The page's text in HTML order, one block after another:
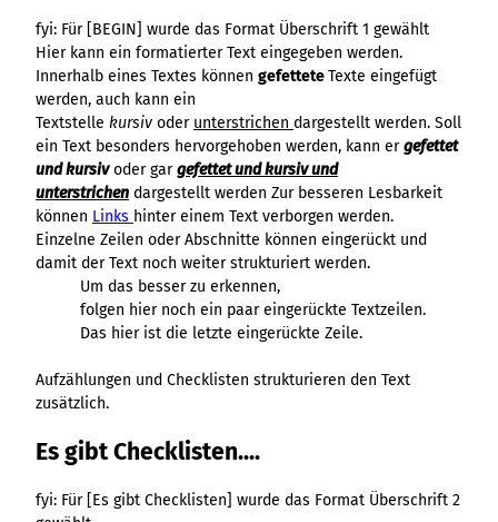
fyi: Für [BEGIN] wurde das Format Überschrift 1 gewählt
Hier kann ein formatierter Text eingegeben werden.
Innerhalb eines Textes können gefetteteTexte eingefügt
werden, auch kann ein
Textstelle kursivoder unterstrichen dargestellt werden. Soll
ein Text besonders hervorgehoben werden, kann ergefettet
und kursivoder gargefettet und kursiv und
unterstrichen dargestellt werden Zur besseren Lesbarkeit
können Links hinter einem Text verborgen werden.
Einzelne Zeilen oder Abschnitte können eingerückt und
damit der Text noch weiter strukturiert werden.
Um das besser zu erkennen,
folgen hier noch ein paar eingerückte Textzeilen.
Das hier ist die letzte eingerückte Zeile.
Aufzählungen und Checklisten strukturieren den Text
zusätzlich.
Es gibt Checklisten....
fyi: Für [Es gibt Checklisten] wurde das Format Überschrift 2